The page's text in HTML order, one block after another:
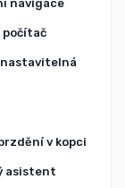
navigace
počítač
nastavitelná
v kopci
asistent